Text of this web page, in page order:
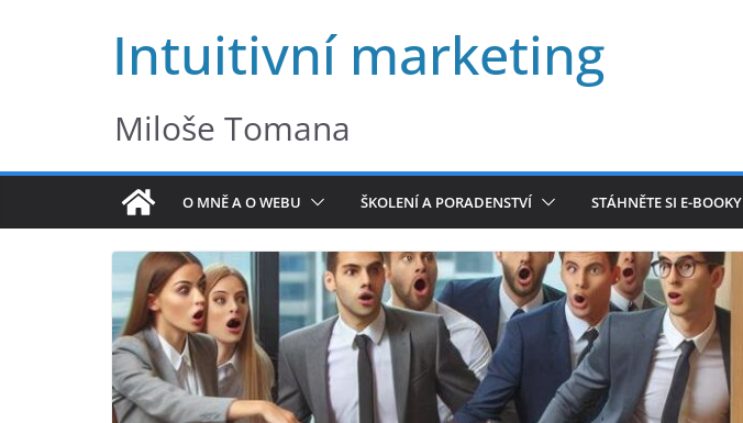
Intuitivní marketing
Miloše Tomana
O MNĚ A O WEBU ŠKOLENÍ A PORADENSTVÍ STÁHNĚTE SI E-BOOKY